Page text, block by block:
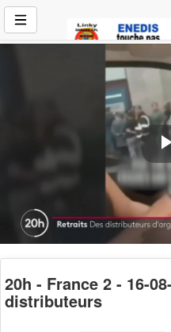
20h - France 2 - 16-
distributeurs